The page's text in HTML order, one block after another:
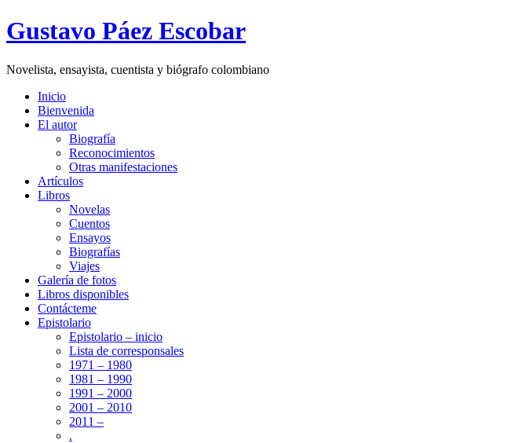
Gustavo Páez Escobar
Novelista, ensayista, cuentista y biógrafo colombiano
Inicio
Bienvenida
El autor
Biografía
Reconocimientos
Otras manifestaciones
Artículos
Libros
Novelas
Cuentos
Ensayos
Biografías
Viajes
Galería de fotos
Libros disponibles
Contácteme
Epistolario
Epistolario – inicio
Lista de corresponsales
1971 – 1980
1981 – 1990
1991 – 2000
2001 – 2010
2011 –
.